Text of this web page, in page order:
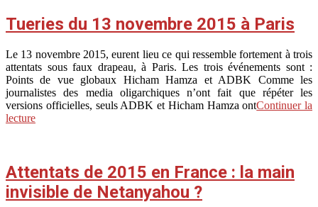
Tueries du 13 novembre 2015 à Paris
2019-
11-
20
Le 13 novembre 2015, eurent lieu ce qui ressemble fortement à trois
attentats sous faux drapeau, à Paris. Les trois événements sont :
Points de vue globaux Hicham Hamza et ADBK Comme les
journalistes des media oligarchiques n’ont fait que répéter les
versions officielles, seuls ADBK et Hicham Hamza ontContinuer la
lecture
Attentats de 2015 en France : la main
invisible de Netanyahou ?